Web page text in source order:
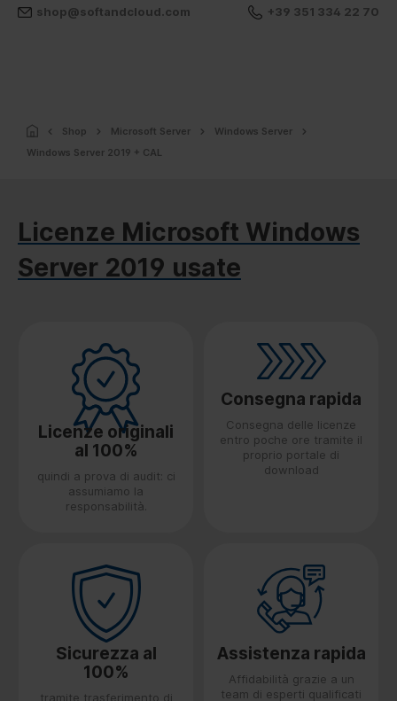
shop@softandcloud.com +39 351 334 22 70
Shop Microsoft Server
Windows Server
Windows Server 2019 + CAL
Licenze Microsoft Windows
Server 2019 usate
Licenze originali
al 100%
quindi a prova di audit: ci
assumiamo la
responsabilità.
Consegna rapida
Consegna delle licenze
entro poche ore tramite il
proprio portale di
download
Sicurezza al
100%
tramite trasferimento di
Assistenza rapida
Affidabilità grazie a un
team di esperti qualificati